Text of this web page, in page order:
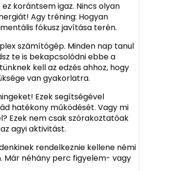
korántsem igaz. Nincs olyan
Agy tréning: Hogyan
fókusz javítása terén.
számítógép. Minden nap tanul
te is bekapcsolódni ebbe a
kell az edzés ahhoz, hogy
van gyakorlatra.
Ezek segítségével
hatékony működését. Vagy mi
Ezek nem csak szórakoztatóak
agyi aktivitást.
rendelkeznie kellene némi
Már néhány perc figyelem- vagy